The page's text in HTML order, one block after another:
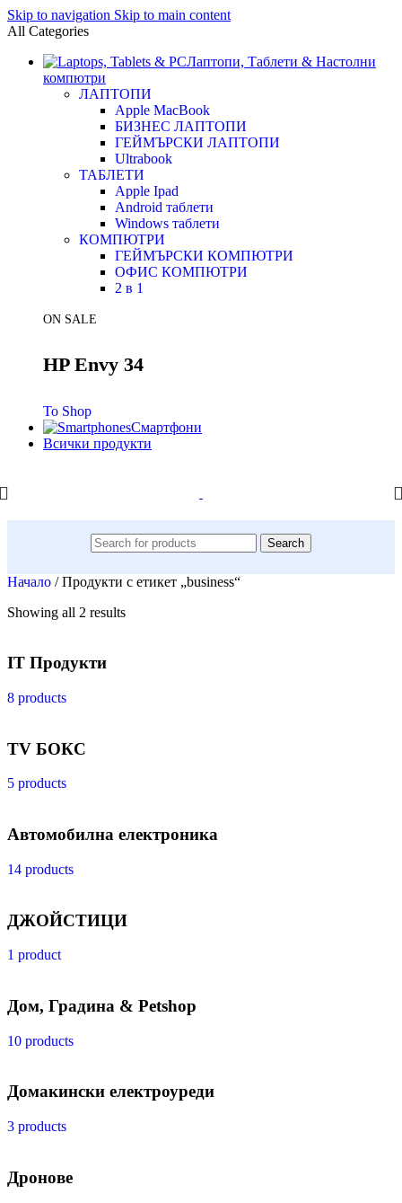
Skip to navigation Skip to main content
All Categories
Лаптопи, Таблети & Настолни
компютри
ЛАПТОПИ
Apple MacBook
БИЗНЕС ЛАПТОПИ
ГЕЙМЪРСКИ ЛАПТОПИ
Ultrabook
ТАБЛЕТИ
Apple Ipad
Android таблети
Windows таблети
КОМПЮТРИ
ГЕЙМЪРСКИ КОМПЮТРИ
ОФИС КОМПЮТРИ
2 в 1
ON SALE
HP Envy 34
To Shop
Смартфони
Всички продукти
Search
Начало / Продукти с етикет „business“
Showing all 2 results
IT Продукти
8 products
TV БОКС
5 products
Автомобилна електроника
14 products
ДЖОЙСТИЦИ
1 product
Дом, Градина & Petshop
10 products
Домакински електроуреди
3 products
Дронове